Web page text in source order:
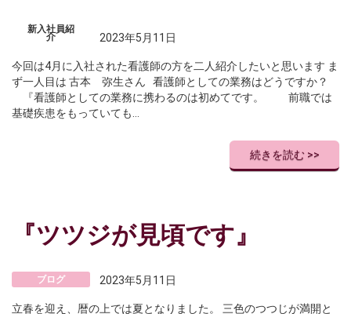
新入社員紹
介 2023年5月11日
今回は4月に入社された看護師の方を二人紹介したいと思います ま
ず一人目は 古本 弥生さん 看護師としての業務はどうですか？
『看護師としての業務に携わるのは初めてです。 前職では
基礎疾患をもっていても…
続きを読む >>
『ツツジが見頃です』
ブログ 2023年5月11日
立春を迎え、暦の上では夏となりました。 三色のつつじが満開と